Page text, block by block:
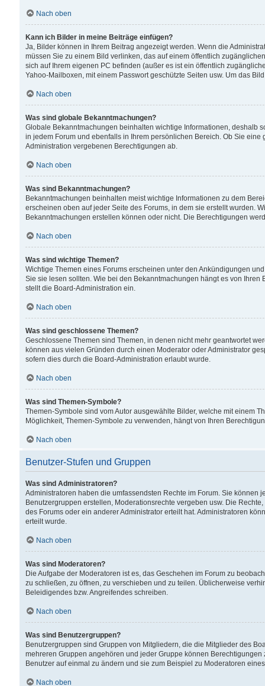
Nach oben
Kann ich Bilder in meine Beiträge einfügen?
Ja, Bilder können in Ihrem Beitrag angezeigt werden. Wenn die
müssen Sie zu einem Bild verlinken, das auf einem öffentlich
sich auf Ihrem eigenen PC befinden (außer es ist ein öffentlich
Yahoo-Mailboxen, mit einem Passwort geschützte Seiten usw. Um das
Nach oben
Was sind globale Bekanntmachungen?
Globale Bekanntmachungen beinhalten wichtige Informationen, deshalb
in jedem Forum und ebenfalls in Ihrem persönlichen Bereich. Ob Sie
Administration vergebenen Berechtigungen ab.
Nach oben
Was sind Bekanntmachungen?
Bekanntmachungen beinhalten meist wichtige Informationen zu dem
erscheinen oben auf jeder Seite des Forums, in dem sie erstellt wurden.
Bekanntmachungen erstellen können oder nicht. Die Berechtigungen
Nach oben
Was sind wichtige Themen?
Wichtige Themen eines Forums erscheinen unter den Ankündigungen
Sie sie lesen sollten. Wie bei den Bekanntmachungen hängt es von
stellt die Board-Administration ein.
Nach oben
Was sind geschlossene Themen?
Geschlossene Themen sind Themen, in denen nicht mehr geantwortet
können aus vielen Gründen durch einen Moderator oder Administrator
sofern dies durch die Board-Administration erlaubt wurde.
Nach oben
Was sind Themen-Symbole?
Themen-Symbole sind vom Autor ausgewählte Bilder, welche mit einem
Möglichkeit, Themen-Symbole zu verwenden, hängt von Ihren
Nach oben
Benutzer-Stufen und Gruppen
Was sind Administratoren?
Administratoren haben die umfassendsten Rechte im Forum. Sie können
Benutzergruppen erstellen, Moderationsrechte vergeben usw. Die
des Forums oder ein anderer Administrator erteilt hat. Administratoren
erteilt wurde.
Nach oben
Was sind Moderatoren?
Die Aufgabe der Moderatoren ist es, das Geschehen im Forum zu
zu schließen, zu öffnen, zu verschieben und zu teilen. Üblicherweise
Beleidigendes bzw. Angreifendes schreiben.
Nach oben
Was sind Benutzergruppen?
Benutzergruppen sind Gruppen von Mitgliedern, die die Mitglieder des
mehreren Gruppen angehören und jeder Gruppe können
Benutzer auf einmal zu ändern und sie zum Beispiel zu Moderatoren
Nach oben